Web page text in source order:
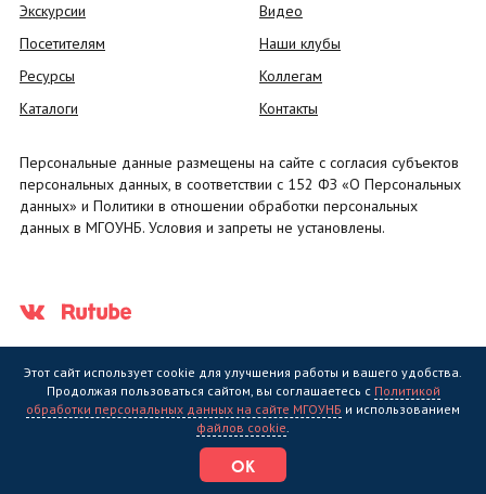
Экскурсии
Посетителям
Ресурсы
Каталоги
Видео
Наши клубы
Коллегам
Контакты
Персональные данные размещены на сайте с согласия субъектов
персональных данных, в соответствии с 152 ФЗ «О Персональных
данных» и Политики в отношении обработки персональных
данных в МГОУНБ. Условия и запреты не установлены.
Государственное областное бюджетное учреждение культуры
библиотека" (МГОУНБ) © 2006 - 2026
Этот сайт использует cookie для улучшения работы и вашего удобства.
Продолжая пользоваться сайтом, вы соглашаетесь с Политикой
обработки персональных данных на сайте МГОУНБ и использованием
файлов cookie.
ОК